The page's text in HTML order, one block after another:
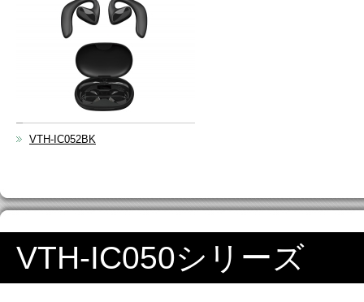
VTH-IC052BK
VTH-IC050シリーズ